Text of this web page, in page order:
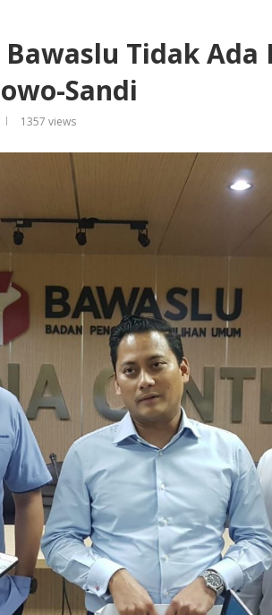
Tidak
Sandi
1357 views